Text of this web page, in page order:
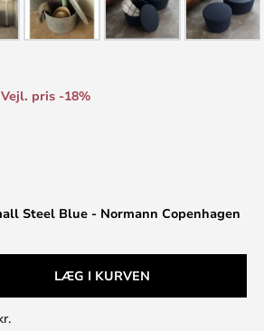
Steel Blue - Normann Copenhagen
Vejl. pris -18%
LÆG I KURVEN